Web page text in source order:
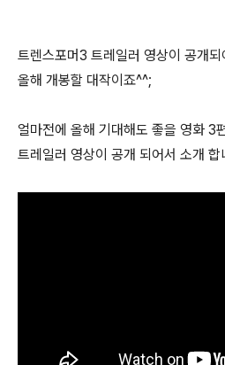
트렌스포머3 트레일러 영상이 공개
올해 개봉할 대작이죠^^;
얼마전에 올해 기대해도 좋을 영화 3
트레일러 영상이 공개 되어서 소개 합